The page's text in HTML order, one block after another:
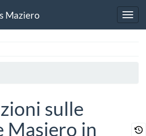
Maziero
sulle
Masiero in